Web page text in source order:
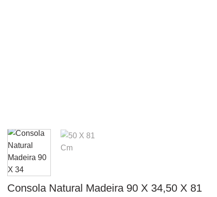
Consola Natural Madeira 90 X 34,50 X 81